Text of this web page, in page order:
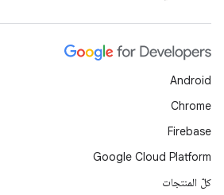
Android
Chrome
Firebase
Google Cloud Platform
كلّ المنتجات